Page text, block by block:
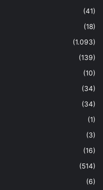
(41)
(18)
(1.093)
(139)
(10)
(34)
(34)
(1)
(3)
(16)
(514)
(6)